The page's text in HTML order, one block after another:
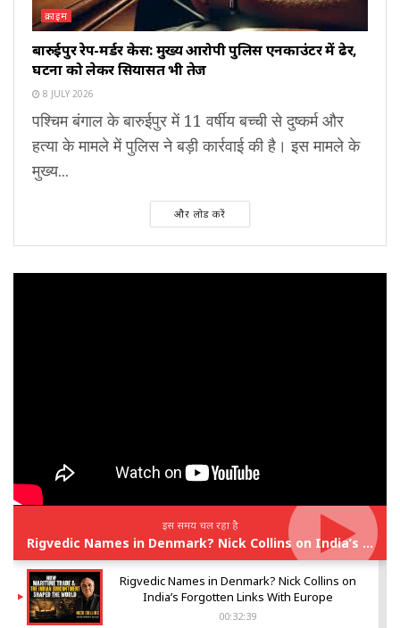
क्राइम
बारुईपुर रेप-मर्डर केस: मुख्य आरोपी पुलिस एनकाउंटर में ढेर,
घटना को लेकर सियासत भी तेज
8 JULY 2026
पश्चिम बंगाल के बारुईपुर में 11 वर्षीय बच्ची से दुष्कर्म और
हत्या के मामले में पुलिस ने बड़ी कार्रवाई की है। इस मामले के
मुख्य...
और लोड करें
इस समय चल रहा है
Rigvedic Names in Denmark? Nick Collins on India’s Forgotten Links With Europe
Rigvedic Names in Denmark? Nick Collins on
India’s Forgotten Links With Europe
00:32:39